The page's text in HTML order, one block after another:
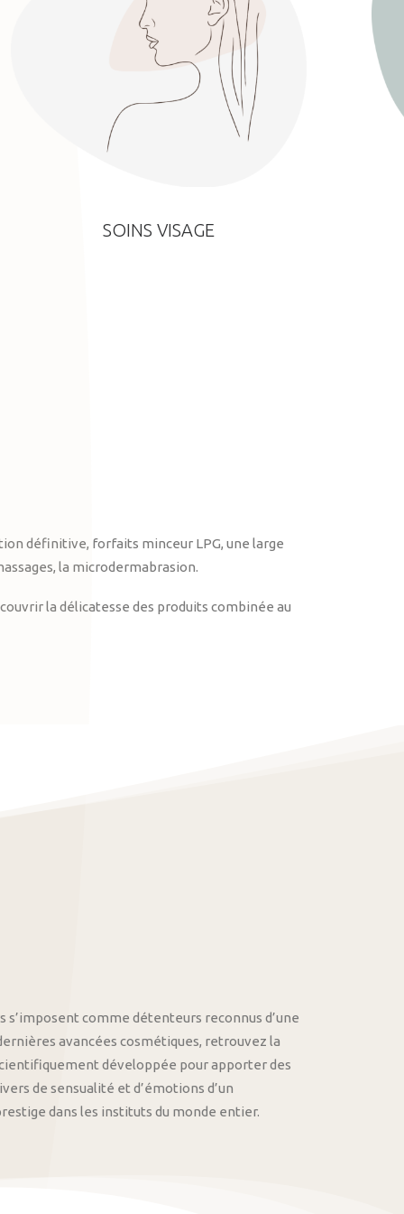
SOINS VISAGE
définitive, forfaits minceur LPG, une large
la microdermabrasion.
la délicatesse des produits combinée au
s’imposent comme détenteurs reconnus d’une
avancées cosmétiques, retrouvez la
développée pour apporter des
de sensualité et d’émotions d’un
dans les instituts du monde entier.